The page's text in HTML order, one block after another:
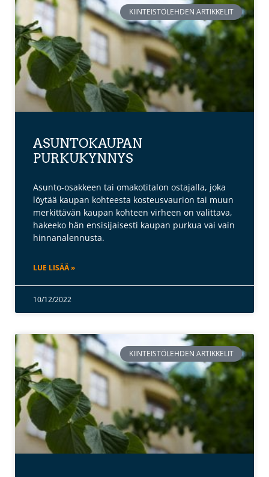
KIINTEISTÖLEHDEN ARTIKKELIT
ASUNTOKAUPAN
PURKUKYNNYS
Asunto-osakkeen tai omakotitalon ostajalla, joka
löytää kaupan kohteesta kosteusvaurion tai muun
merkittävän kaupan kohteen virheen on valittava,
hakeeko hän ensisijaisesti kaupan purkua vai vain
hinnanalennusta.
LUE LISÄÄ »
10/12/2022
KIINTEISTÖLEHDEN ARTIKKELIT